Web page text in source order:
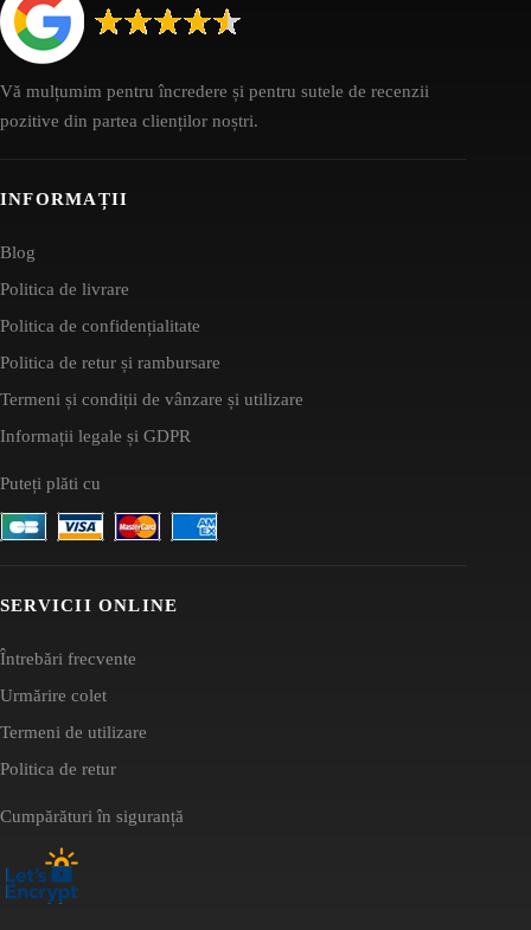
Vă mulțumim pentru încredere și pentru sutele de recenzii
pozitive din partea clienților noștri.
INFORMAȚII
Blog
Politica de livrare
Politica de confidențialitate
Politica de retur și rambursare
Termeni și condiții de vânzare și utilizare
Informații legale și GDPR
Puteți plăti cu
SERVICII ONLINE
Întrebări frecvente
Urmărire colet
Termeni de utilizare
Politica de retur
Cumpărături în siguranță